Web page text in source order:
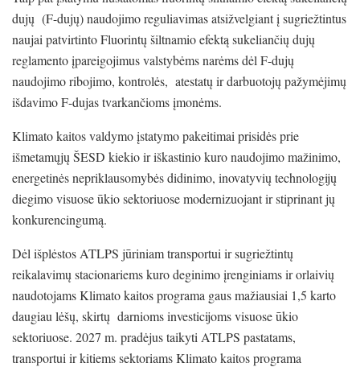
dujų (F-dujų) naudojimo reguliavimas atsižvelgiant į sugriežtintus
naujai patvirtinto Fluorintų šiltnamio efektą sukeliančių dujų
reglamento įpareigojimus valstybėms narėms dėl F-dujų
naudojimo ribojimo, kontrolės, atestatų ir darbuotojų pažymėjimų
išdavimo F-dujas tvarkančioms įmonėms.
Klimato kaitos valdymo įstatymo pakeitimai prisidės prie
išmetamųjų ŠESD kiekio ir iškastinio kuro naudojimo mažinimo,
energetinės nepriklausomybės didinimo, inovatyvių technologijų
diegimo visuose ūkio sektoriuose modernizuojant ir stiprinant jų
konkurencingumą.
Dėl išplėstos ATLPS jūriniam transportui ir sugriežtintų
reikalavimų stacionariems kuro deginimo įrenginiams ir orlaivių
naudotojams Klimato kaitos programa gaus mažiausiai 1,5 karto
daugiau lėšų, skirtų darnioms investicijoms visuose ūkio
sektoriuose. 2027 m. pradėjus taikyti ATLPS pastatams,
transportui ir kitiems sektoriams Klimato kaitos programa